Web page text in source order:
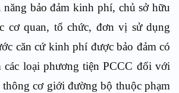
bảo đảm kinh phí, chủ sở hữu
cơ quan, tổ chức, đơn vị sử dụng
căn cứ kinh phí được bảo đảm có
các loại phương tiện PCCC đối với
cơ giới đường bộ thuộc phạm